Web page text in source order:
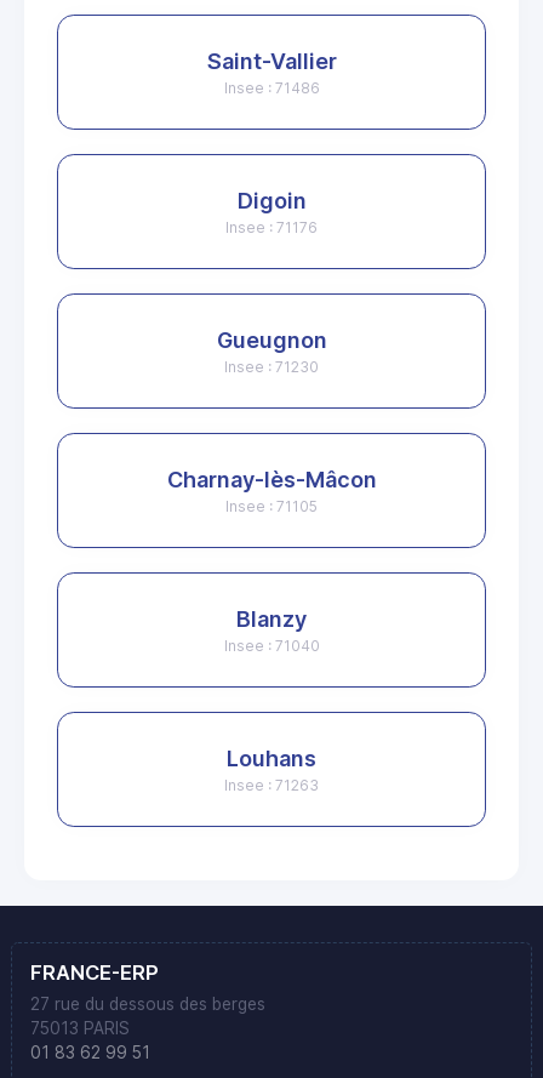
Saint-Vallier
Insee : 71486
Digoin
Insee : 71176
Gueugnon
Insee : 71230
Charnay-lès-Mâcon
Insee : 71105
Blanzy
Insee : 71040
Louhans
Insee : 71263
FRANCE-ERP
27 rue du dessous des berges
75013 PARIS
01 83 62 99 51